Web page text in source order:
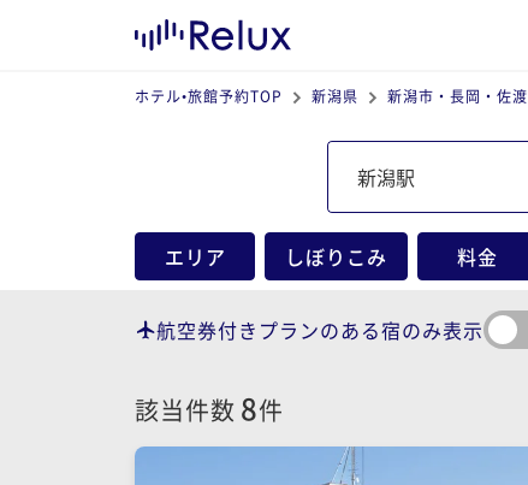
ホテル•旅館予約TOP 新潟県 新潟市・長岡・佐渡
エリア しぼりこみ 料金
航空券付きプランのある宿のみ表示
該当件数 8件